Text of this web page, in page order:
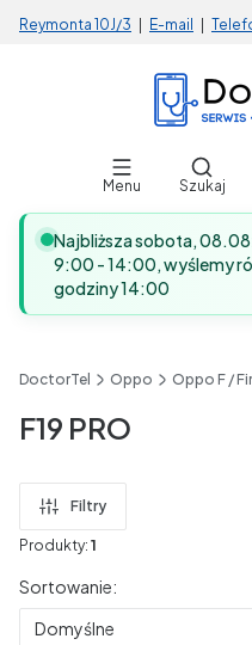
Reymonta 10J/3 E-mail
Menu Szukaj
Najbliższa sobota,
9:00 - 14:00, wyślemy
godziny 14:00
DoctorTel Oppo Oppo F /
F19 PRO
Filtry
Produkty: 1
Lista produktów
Sortowanie:
Domyślne